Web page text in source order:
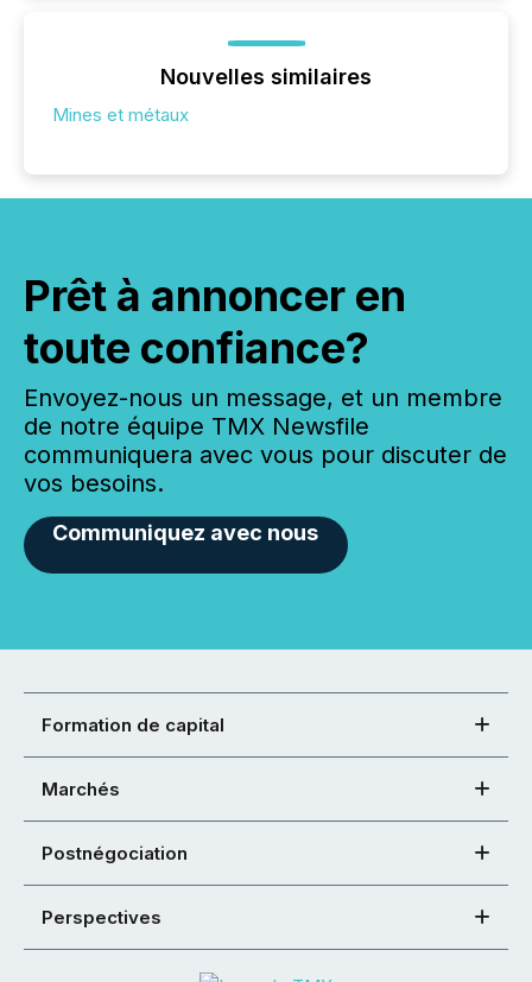
Nouvelles similaires
Mines et métaux
Prêt à annoncer en
toute confiance?
Envoyez-nous un message, et un membre
de notre équipe TMX Newsfile
communiquera avec vous pour discuter de
vos besoins.
Communiquez avec nous
Formation de capital
Marchés
Postnégociation
Perspectives